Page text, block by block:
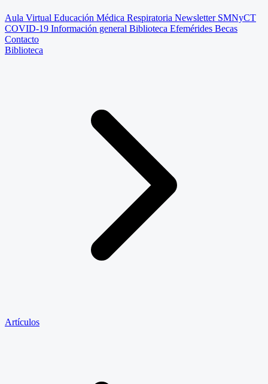
Aula Virtual Educación Médica Respiratoria Newsletter SMNyCT
COVID-19 Información general Biblioteca Efemérides Becas
Contacto
Biblioteca
Artículos